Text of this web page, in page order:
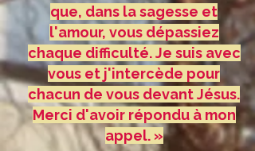
que, dans la sagesse et
l'amour, vous dépassiez
chaque difficulté. Je suis avec
vous et j'intercède pour
chacun de vous devant Jésus.
Merci d'avoir répondu à mon
appel. »